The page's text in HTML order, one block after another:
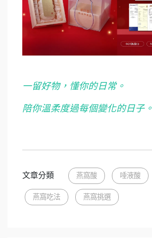
一留好物，懂你的日常。
陪你溫柔度過每個變化的日子。
文章分類 燕窩酸 唾液酸
燕窩吃法 燕窩挑選